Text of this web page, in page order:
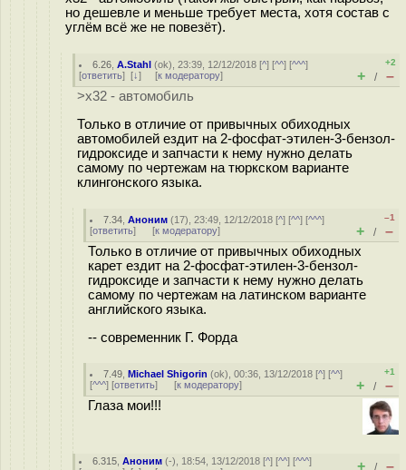
но дешевле и меньше требует места, хотя состав с
углём всё же не повезёт).
6.26 ,A.Stahl (ok), 23:39, 12/12/2018 [^] [^^] [^^^]
[ответить] [↓] [к модератору]
+2
+ / –
>x32 - автомобиль
Только в отличие от привычных обиходных
автомобилей ездит на 2-фосфат-этилен-3-бензол-
гидроксиде и запчасти к нему нужно делать
самому по чертежам на тюркском варианте
клингонского языка.
7.34 ,Аноним (17), 23:49, 12/12/2018 [^] [^^] [^^^]
[ответить] [к модератору]
–1
+ / –
Только в отличие от привычных обиходных
карет ездит на 2-фосфат-этилен-3-бензол-
гидроксиде и запчасти к нему нужно делать
самому по чертежам на латинском варианте
английского языка.
-- современник Г. Форда
7.49 ,Michael Shigorin (ok), 00:36, 13/12/2018 [^] [^^]
[^^^] [ответить] [к модератору]
+1
+ / –
Глаза мои!!!
6.315 ,Аноним (-), 18:54, 13/12/2018 [^] [^^] [^^^]
+ / –